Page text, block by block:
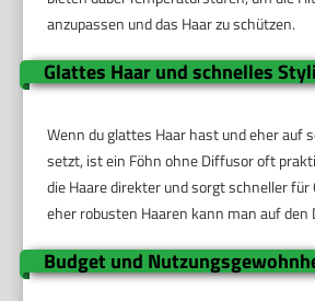
anzupassen und das Haar zu schützen.
Glattes Haar und schnelles
Wenn du glattes Haar hast und eher auf
setzt, ist ein Föhn ohne Diffusor oft
die Haare direkter und sorgt schneller für
eher robusten Haaren kann man auf
Budget und